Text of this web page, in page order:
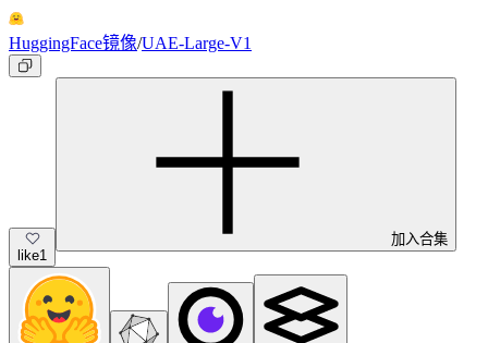
HuggingFace镜像/UAE-Large-V1
like1
加入合集